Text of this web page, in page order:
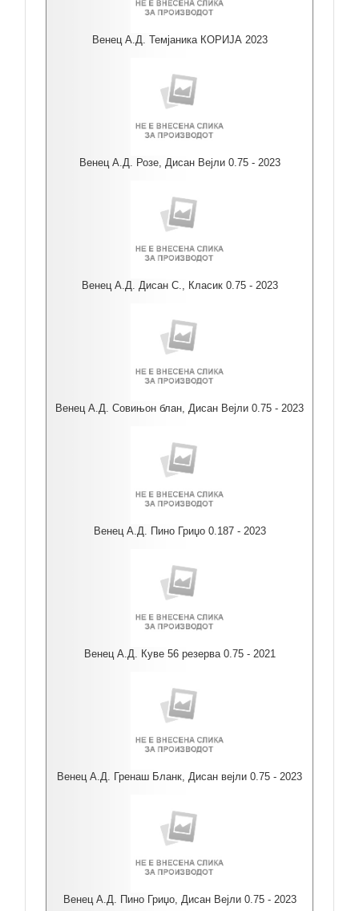
Венец А.Д. Темјаника КОРИЈА 2023
Венец А.Д. Розе, Дисан Вејли 0.75 - 2023
Венец А.Д. Дисан С., Класик 0.75 - 2023
Венец А.Д. Совињон блан, Дисан Вејли 0.75 - 2023
Венец А.Д. Пино Гриџо 0.187 - 2023
Венец А.Д. Куве 56 резерва 0.75 - 2021
Венец А.Д. Гренаш Бланк, Дисан вејли 0.75 - 2023
Венец А.Д. Пино Гриџо, Дисан Вејли 0.75 - 2023